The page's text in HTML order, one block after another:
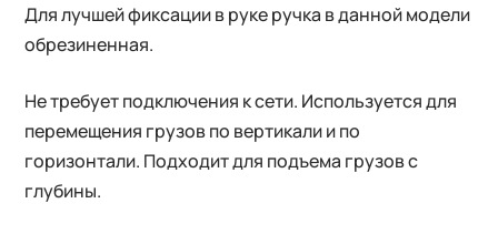
Для лучшей фиксации в руке ручка в данной модели
обрезиненная.
Не требует подключения к сети. Используется для
перемещения грузов по вертикали и по
горизонтали. Подходит для подъема грузов с
глубины.